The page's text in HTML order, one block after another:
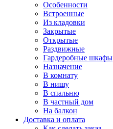
Особенности
Встроенные
Из кладовки
Закрытые
Открытые
Раздвижные
Гардеробные шкафы
Назначение
В комнату
В нишу
В спальню
В частный дом
На балкон
Доставка и оплата